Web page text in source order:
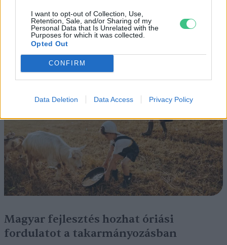
I want to opt-out of Collection, Use,
Retention, Sale, and/or Sharing of my
Personal Data that Is Unrelated with the
Purposes for which it was collected.
Opted Out
CONFIRM
Data Deletion Data Access Privacy Policy
EGÉSZSÉGÜNK
Kerti sütögetés biztonságosan
GASZTRO
Magyar fejlesztés hozhat óriási
fordulatot a takarmányozásban